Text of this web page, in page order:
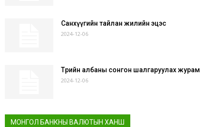
Санхүүгийн тайлан жилийн эцэс
2024-12-06
Төрийн албаны сонгон шалгаруулах журам
2024-12-06
МОНГОЛ БАНКНЫ ВАЛЮТЫН ХАНШ